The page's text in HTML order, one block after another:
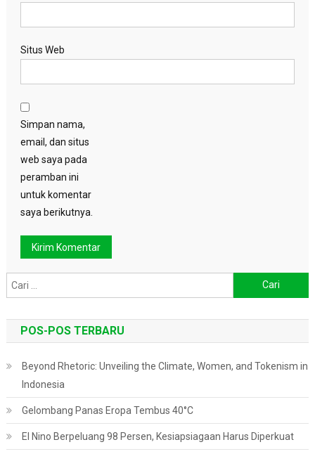
Situs Web
Simpan nama,
email, dan situs
web saya pada
peramban ini
untuk komentar
saya berikutnya.
untuk:
POS-POS TERBARU
Beyond Rhetoric: Unveiling the Climate, Women, and Tokenism in
Indonesia
Gelombang Panas Eropa Tembus 40°C
El Nino Berpeluang 98 Persen, Kesiapsiagaan Harus Diperkuat